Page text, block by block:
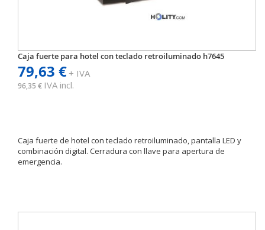
Caja fuerte para hotel con teclado retroiluminado h7645
79,63 €+ IVA
96,35 € IVA incl.
Caja fuerte de hotel con teclado retroiluminado, pantalla LED y
combinación digital. Cerradura con llave para apertura de
emergencia.